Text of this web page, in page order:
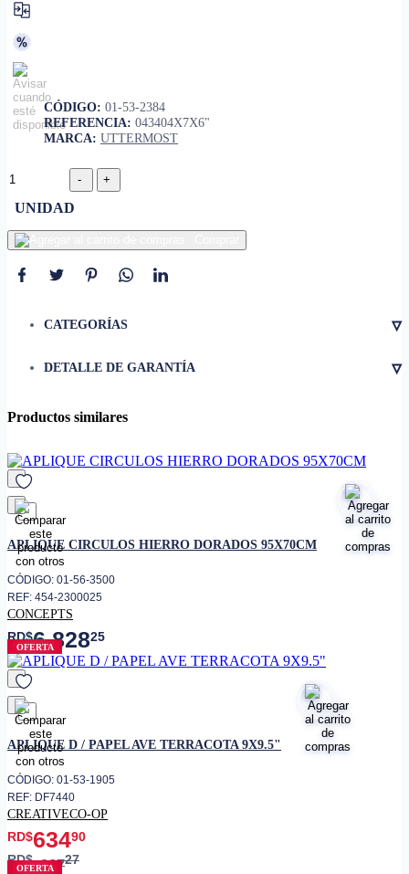
CÓDIGO: 01-53-2384
REFERENCIA: 043404X7X6"
MARCA: UTTERMOST
UNIDAD
CATEGORÍAS ▿
DETALLE DE GARANTÍA ▿
Productos similares
favorito
APLIQUE CIRCULOS HIERRO DORADOS 95X70CM
CÓDIGO: 01-56-3500
REF: 454-2300025
CONCEPTS
RD$6,82825
OFERTA
favorito
APLIQUE D / PAPEL AVE TERRACOTA 9X9.5"
CÓDIGO: 01-53-1905
REF: DF7440
CREATIVECO-OP
RD$63490
RD$98727
OFERTA